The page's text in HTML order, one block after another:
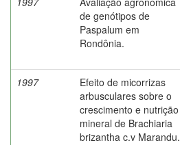
de genótipos de
Paspalum em
Rondônia.
1997
Efeito de micorrizas
arbusculares sobre o
crescimento e nutrição
mineral de Brachiaria
brizantha c.v Marandu.